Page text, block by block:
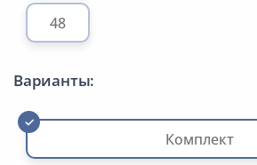
48
Варианты:
Комплект